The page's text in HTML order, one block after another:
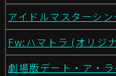
アイドルマスターシ
Fw:ハマトラ (オリジ
劇場版デート・ア・